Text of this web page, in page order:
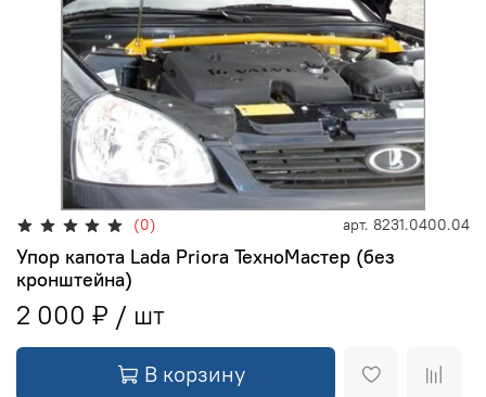
(0) арт. 8231.0400.04
Упор капота Lada Priora ТехноМастер (без
кронштейна)
2 000 ₽
В корзину